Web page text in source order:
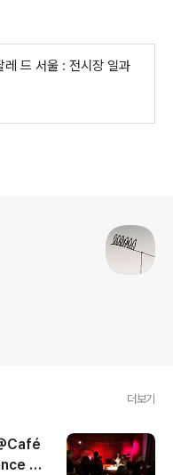
레 드 서울 : 전시장 일과
더보기
프